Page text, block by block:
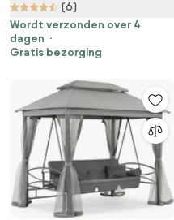
(6)
Wordt verzonden over 4
dagen
Gratis bezorging